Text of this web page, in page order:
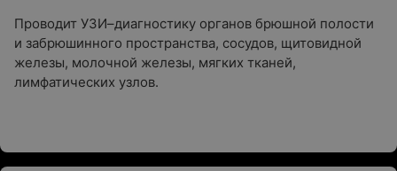
Проводит УЗИ–диагностику органов брюшной полости
и забрюшинного пространства, сосудов, щитовидной
железы, молочной железы, мягких тканей,
лимфатических узлов.